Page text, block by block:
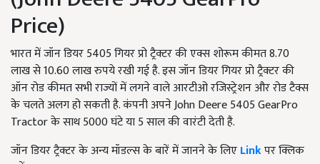
Price)
भारत में जॉन डियर 5405 गियर प्रो ट्रैक्टर की एक्स शोरूम कीमत 8.70
लाख से 10.60 लाख रुपये रखी गई है. इस जॉन डियर गियर प्रो ट्रैक्टर की
ऑन रोड कीमत सभी राज्यों में लगने वाले आरटीओ रजिस्ट्रेशन और रोड टैक्स
के चलते अलग हो सकती है. कंपनी अपने John Deere 5405 GearPro
Tractor के साथ 5000 घंटे या 5 साल की वारंटी देती है.
जॉन डियर ट्रैक्टर के अन्य मॉडल्स के बारें में जानने के लिएLinkपर क्लिक